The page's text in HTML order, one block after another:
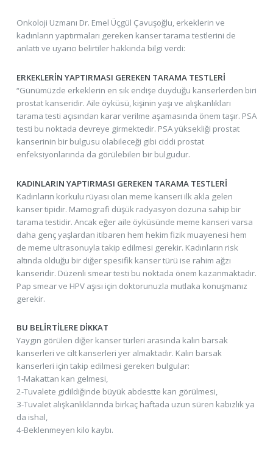
Onkoloji Uzmanı Dr. Emel Üçgül Çavuşoğlu, erkeklerin ve
kadınların yaptırmaları gereken kanser tarama testlerini de
anlattı ve uyarıcı belirtiler hakkında bilgi verdi:
ERKEKLERİN YAPTIRMASI GEREKEN TARAMA TESTLERİ
“Günümüzde erkeklerin en sık endişe duyduğu kanserlerden biri
prostat kanseridir. Aile öyküsü, kişinin yaşı ve alışkanlıkları
tarama testi açısından karar verilme aşamasında önem taşır. PSA
testi bu noktada devreye girmektedir. PSA yüksekliği prostat
kanserinin bir bulgusu olabileceği gibi ciddi prostat
enfeksiyonlarında da görülebilen bir bulgudur.
KADINLARIN YAPTIRMASI GEREKEN TARAMA TESTLERİ
Kadınların korkulu rüyası olan meme kanseri ilk akla gelen
kanser tipidir. Mamografi düşük radyasyon dozuna sahip bir
tarama testidir. Ancak eğer aile öyküsünde meme kanseri varsa
daha genç yaşlardan itibaren hem hekim fizik muayenesi hem
de meme ultrasonuyla takip edilmesi gerekir. Kadınların risk
altında olduğu bir diğer spesifik kanser türü ise rahim ağzı
kanseridir. Düzenli smear testi bu noktada önem kazanmaktadır.
Pap smear ve HPV aşısı için doktorunuzla mutlaka konuşmanız
gerekir.
BU BELİRTİLERE DİKKAT
Yaygın görülen diğer kanser türleri arasında kalın barsak
kanserleri ve cilt kanserleri yer almaktadır. Kalın barsak
kanserleri için takip edilmesi gereken bulgular:
1-Makattan kan gelmesi,
2-Tuvalete gidildiğinde büyük abdestte kan görülmesi,
3-Tuvalet alışkanlıklarında birkaç haftada uzun süren kabızlık ya
da ishal,
4-Beklenmeyen kilo kaybı.